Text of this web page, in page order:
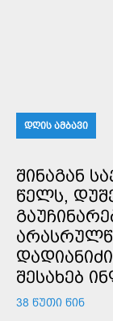
ᲓᲦᲘᲡ ᲐᲛᲑᲐᲕᲘ
ᲨᲘᲜᲐᲒᲐᲜ
ᲬᲔᲚᲡ,
ᲨᲔᲡᲐᲮᲔᲑ
38 ᲬᲣᲗᲘ ᲬᲘᲜ